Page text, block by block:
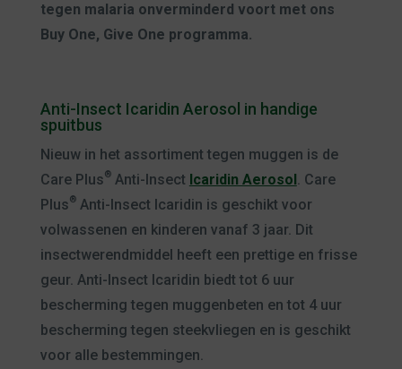
tegen malaria onverminderd voort met ons
Buy One, Give One programma.
Anti-Insect Icaridin Aerosol in handige
spuitbus
Nieuw in het assortiment tegen muggen is de
Care Plus®Anti-Insect Icaridin Aerosol. Care
Plus®Anti-Insect Icaridin is geschikt voor
volwassenen en kinderen vanaf 3 jaar. Dit
insectwerendmiddel heeft een prettige en frisse
geur. Anti-Insect Icaridin biedt tot 6 uur
bescherming tegen muggenbeten en tot 4 uur
bescherming tegen steekvliegen en is geschikt
voor alle bestemmingen.